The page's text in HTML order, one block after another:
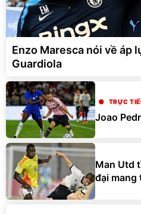
Enzo Maresca nói về áp
Guardiola
Joao
Man Utd
đại mang